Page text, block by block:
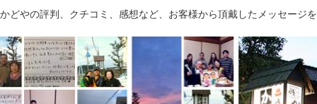
どやの評判、クチコミ、感想など、お客様から頂戴したメッセージ